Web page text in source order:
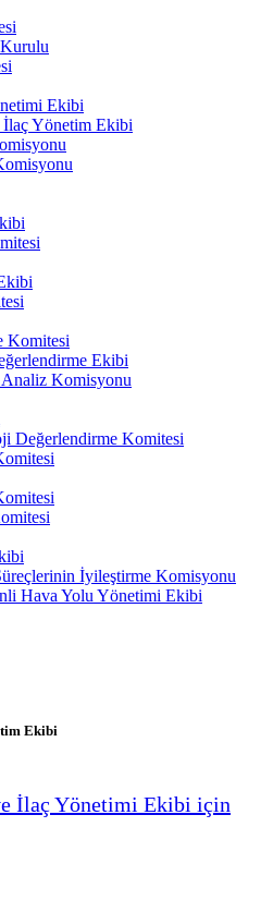
Ekibi
İlaç Yönetim Ekibi
Komitesi
Ekibi
Komisyonu
Değerlendirme Komitesi
İyileştirme Komisyonu
Hava Yolu Yönetimi Ekibi
Ekibi
İlaç Yönetimi Ekibi için